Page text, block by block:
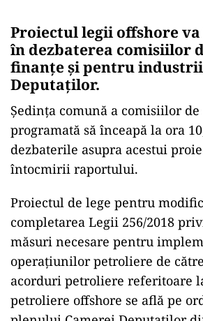
Proiectul legii offshore
în dezbaterea comisiilor
finanţe şi pentru industrii
Deputaţilor.
Şedinţa comună a comisiilor de
programată să înceapă la ora
dezbaterile asupra acestui
întocmirii raportului.
Proiectul de lege pentru
completarea Legii 256/2018
măsuri necesare pentru
operaţiunilor petroliere de
acorduri petroliere referitoare
petroliere offshore se află pe